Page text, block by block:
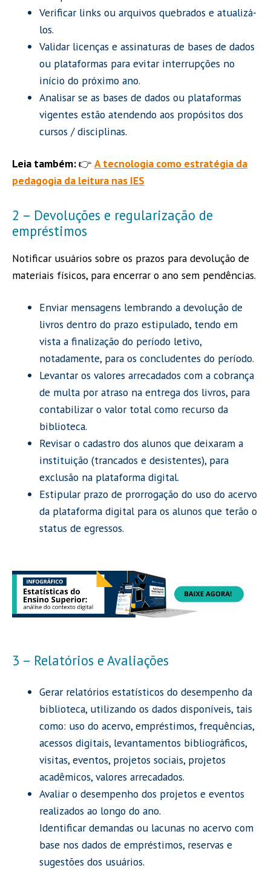
Verificar links ou arquivos quebrados e atualizá-
los.
Validar licenças e assinaturas de bases de dados
ou plataformas para evitar interrupções no
início do próximo ano.
Analisar se as bases de dados ou plataformas
vigentes estão atendendo aos propósitos dos
cursos / disciplinas.
Leia também:👉 A tecnologia como estratégia da
pedagogia da leitura nas IES
2 – Devoluções e regularização de
empréstimos
Notificar usuários sobre os prazos para devolução de
materiais físicos, para encerrar o ano sem pendências.
Enviar mensagens lembrando a devolução de
livros dentro do prazo estipulado, tendo em
vista a finalização do período letivo,
notadamente, para os concludentes do período.
Levantar os valores arrecadados com a cobrança
de multa por atraso na entrega dos livros, para
contabilizar o valor total como recurso da
biblioteca.
Revisar o cadastro dos alunos que deixaram a
instituição (trancados e desistentes), para
exclusão na plataforma digital.
Estipular prazo de prorrogação do uso do acervo
da plataforma digital para os alunos que terão o
status de egressos.
3 – Relatórios e Avaliações
Gerar relatórios estatísticos do desempenho da
biblioteca, utilizando os dados disponíveis, tais
como: uso do acervo, empréstimos, frequências,
acessos digitais, levantamentos bibliográficos,
visitas, eventos, projetos sociais, projetos
acadêmicos, valores arrecadados.
Avaliar o desempenho dos projetos e eventos
realizados ao longo do ano.
Identificar demandas ou lacunas no acervo com
base nos dados de empréstimos, reservas e
sugestões dos usuários.